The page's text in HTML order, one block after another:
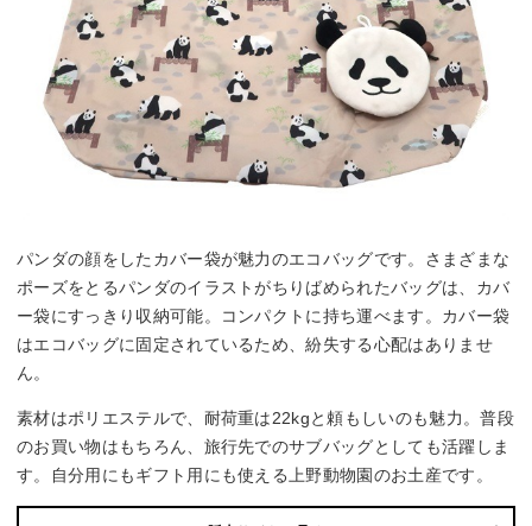
パンダの顔をしたカバー袋が魅力のエコバッグです。さまざまな
ポーズをとるパンダのイラストがちりばめられたバッグは、カバ
ー袋にすっきり収納可能。コンパクトに持ち運べます。カバー袋
はエコバッグに固定されているため、紛失する心配はありませ
ん。
素材はポリエステルで、耐荷重は22kgと頼もしいのも魅力。普段
のお買い物はもちろん、旅行先でのサブバッグとしても活躍しま
す。自分用にもギフト用にも使える上野動物園のお土産です。